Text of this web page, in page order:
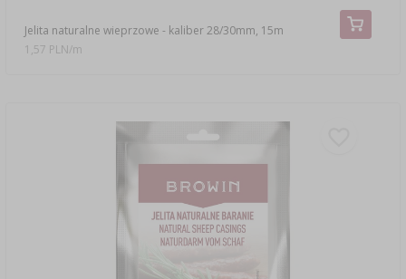
Jelita naturalne wieprzowe - kaliber 28/30mm, 15m
1,57 PLN/m